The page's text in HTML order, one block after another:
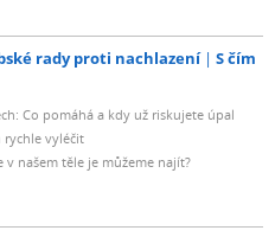
rady proti nachlazení
S čím
Co pomáhá a kdy už riskujete úpal
rychle vyléčit
v našem těle je můžeme najít?